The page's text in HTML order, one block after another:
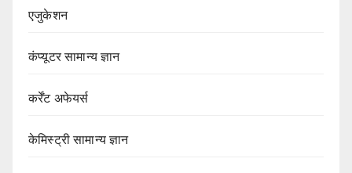
एजुकेशन
कंप्यूटर सामान्य ज्ञान
कर्रेंट अफेयर्स
केमिस्ट्री सामान्य ज्ञान